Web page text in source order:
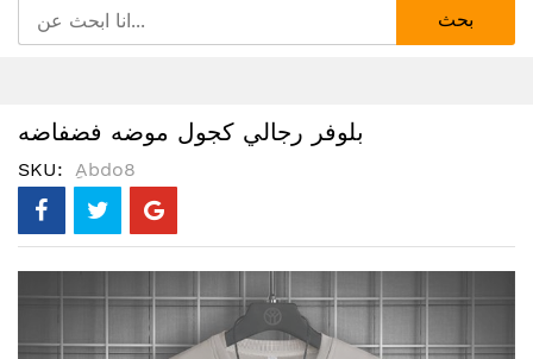
بحث
المحتوى
بلوفر رجالي كجول موضه فضفاضه
SKU ِAbdo8